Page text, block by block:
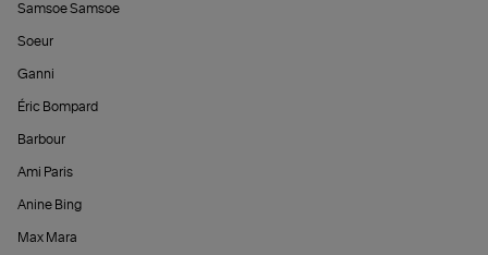
Samsoe Samsoe
Soeur
Ganni
Éric Bompard
Barbour
Ami Paris
Anine Bing
Max Mara